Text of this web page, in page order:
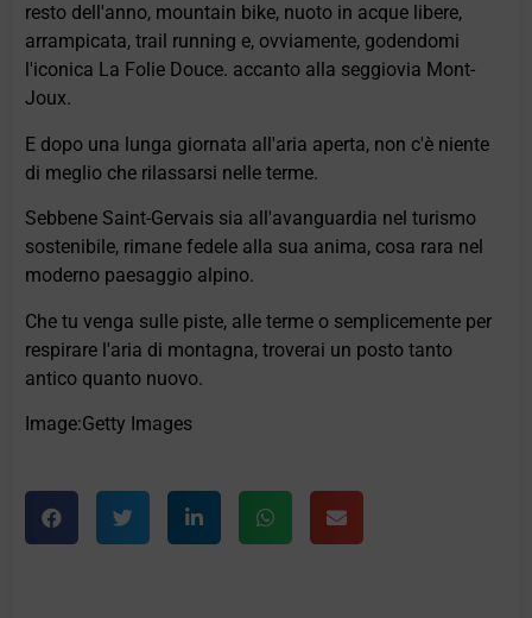
resto dell'anno, mountain bike, nuoto in acque libere,
arrampicata, trail running e, ovviamente, godendomi
l'iconica La Folie Douce. accanto alla seggiovia Mont-
Joux.
E dopo una lunga giornata all'aria aperta, non c'è niente
di meglio che rilassarsi nelle terme.
Sebbene Saint-Gervais sia all'avanguardia nel turismo
sostenibile, rimane fedele alla sua anima, cosa rara nel
moderno paesaggio alpino.
Che tu venga sulle piste, alle terme o semplicemente per
respirare l'aria di montagna, troverai un posto tanto
antico quanto nuovo.
Image:Getty Images